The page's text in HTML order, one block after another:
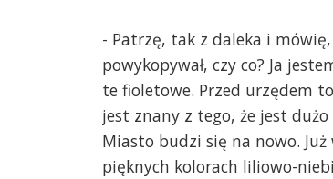
- Patrzę, tak z daleka i mówię,
powykopywał, czy co? Ja
te fioletowe. Przed urzędem
jest znany z tego, że jest
Miasto budzi się na nowo. Już
pięknych kolorach liliowo-